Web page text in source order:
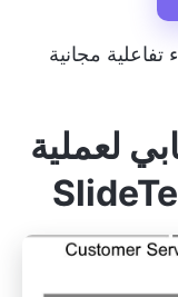
تفاعلية مجانية
لعملية